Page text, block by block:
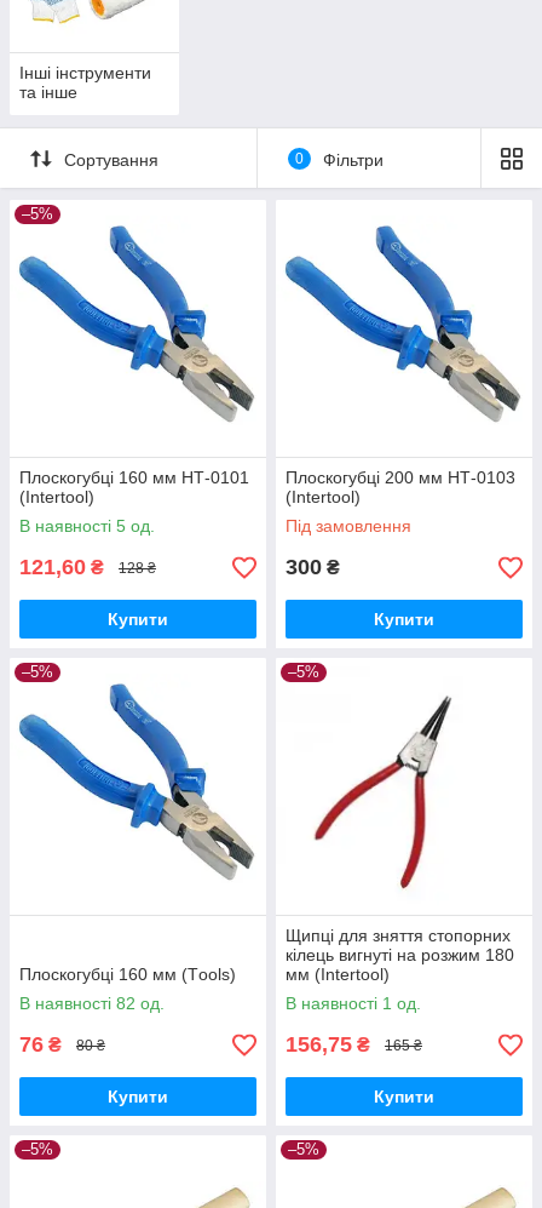
Інші інструменти
та інше
Сортування 0 Фільтри
–5%
Плоскогубці 160 мм НТ-0101
(Intertool)
В наявності 5 од.
121,60 ₴ 128 ₴
Купити
Плоскогубці 200 мм НТ-0103
(Intertool)
Під замовлення
300 ₴
Купити
–5%
Плоскогубці 160 мм (Тools)
В наявності 82 од.
76 ₴ 80 ₴
Купити
–5%
Щипці для зняття стопорних
кілець вигнуті на розжим 180
мм (Intertool)
В наявності 1 од.
156,75 ₴ 165 ₴
Купити
–5% –5%